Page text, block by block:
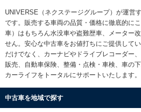
UNIVERSE（ネクステージグループ）が運営
です。販売する車両の品質・価格に徹底的に
車）はもちろん水没車や盗難歴車、メーター
せん。安心な中古車をお値打ちにご提供して
だけでなく、カーナビやドライブレコーダー
販売、自動車保険、整備・点検・車検、車の
カーライフをトータルにサポートいたします。
中古車を地域で探す